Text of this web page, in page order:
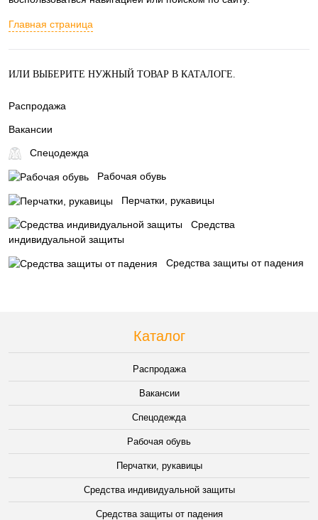
Главная страница
ИЛИ ВЫБЕРИТЕ НУЖНЫЙ ТОВАР В КАТАЛОГЕ.
Распродажа
Вакансии
Спецодежда
Рабочая обувь
Перчатки, рукавицы
Средства
индивидуальной защиты
Средства защиты от падения
Каталог
Распродажа
Вакансии
Спецодежда
Рабочая обувь
Перчатки, рукавицы
Средства индивидуальной защиты
Средства защиты от падения